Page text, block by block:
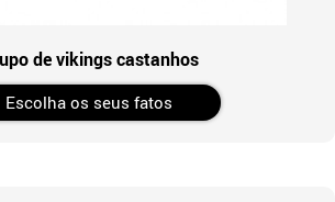
de vikings castanhos
Escolha os seus fatos